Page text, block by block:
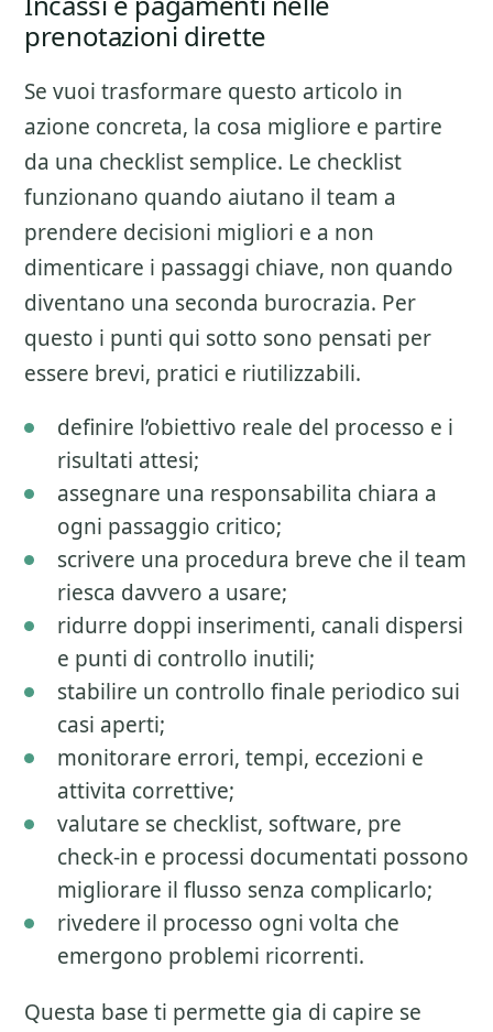
prenotazioni dirette
Se vuoi trasformare questo articolo in
azione concreta, la cosa migliore e partire
da una checklist semplice. Le checklist
funzionano quando aiutano il team a
prendere decisioni migliori e a non
dimenticare i passaggi chiave, non quando
diventano una seconda burocrazia. Per
questo i punti qui sotto sono pensati per
essere brevi, pratici e riutilizzabili.
definire l’obiettivo reale del processo e i
risultati attesi;
assegnare una responsabilita chiara a
ogni passaggio critico;
scrivere una procedura breve che il team
riesca davvero a usare;
ridurre doppi inserimenti, canali dispersi
e punti di controllo inutili;
stabilire un controllo finale periodico sui
casi aperti;
monitorare errori, tempi, eccezioni e
attivita correttive;
valutare se checklist, software, pre
check-in e processi documentati possono
migliorare il flusso senza complicarlo;
rivedere il processo ogni volta che
emergono problemi ricorrenti.
Questa base ti permette gia di capire se